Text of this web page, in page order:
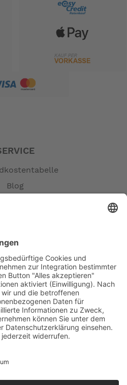
Blog
und Versand
bei Reparatur